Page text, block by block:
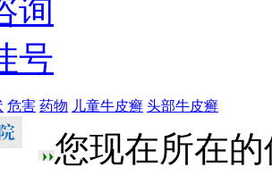
询
号
危害 药物 儿童牛皮癣 头部牛皮癣
您现在所在